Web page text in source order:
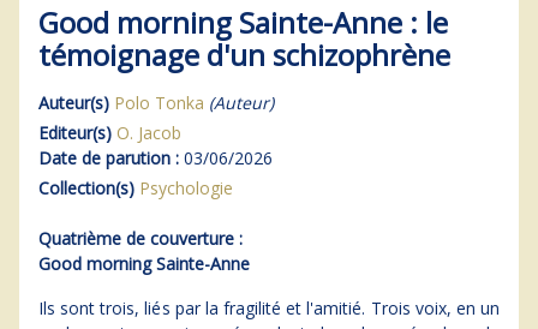
Good morning Sainte-Anne : le
témoignage d'un schizophrène
Auteur(s) Polo Tonka (Auteur)
Editeur(s) O. Jacob
Date de parution : 03/06/2026
Collection(s) Psychologie
Quatrième de couverture :
Good morning Sainte-Anne
Ils sont trois, liés par la fragilité et l'amitié. Trois voix, en un